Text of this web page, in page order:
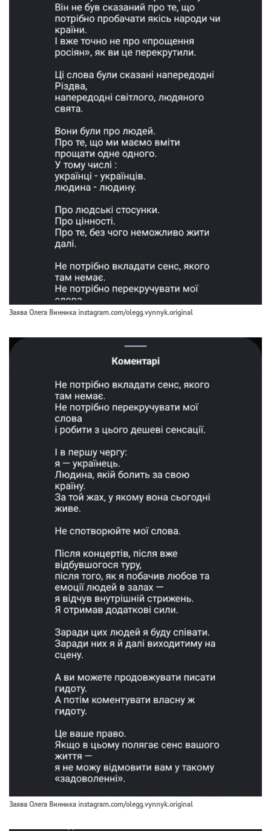
Заява Олега Винника instagram.com/olegg.vynnyk.original
Заява Олега Винника instagram.com/olegg.vynnyk.original